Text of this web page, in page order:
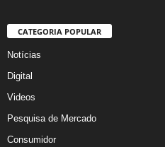
CATEGORIA POPULAR
Notícias
Digital
Videos
Pesquisa de Mercado
Consumidor